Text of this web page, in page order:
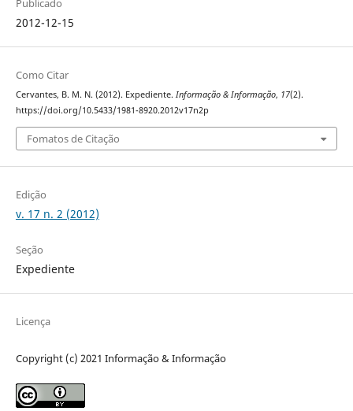
Publicado
2012-12-15
Como Citar
Cervantes, B. M. N. (2012). Expediente. Informação & Informação, 17(2).
https://doi.org/10.5433/1981-8920.2012v17n2p
Fomatos de Citação
Edição
v. 17 n. 2 (2012)
Seção
Expediente
Licença
Copyright (c) 2021 Informação & Informação